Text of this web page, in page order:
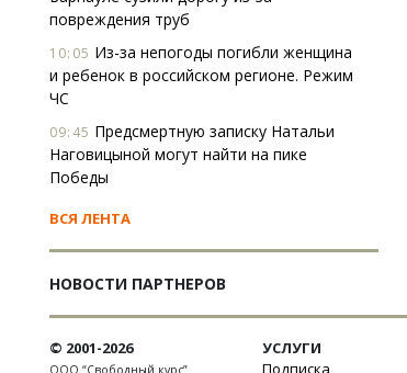
повреждения труб
10:05 Из-за непогоды погибли женщина
и ребенок в российском регионе. Режим
ЧС
09:45 Предсмертную записку Натальи
Наговицыной могут найти на пике
Победы
ВСЯ ЛЕНТА
НОВОСТИ ПАРТНЕРОВ
© 2001-2026
ООО “Свободный курс”
УСЛУГИ
Подписка